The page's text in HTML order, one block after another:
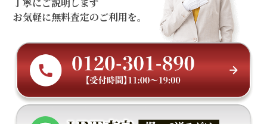
丁寧にご説明します
お気軽に無料査定のご利用を。